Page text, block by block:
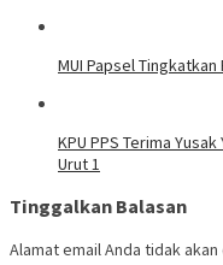
MUI Papsel
KPU PPS Terima
Urut 1
Tinggalkan Balasan
Alamat email Anda tidak